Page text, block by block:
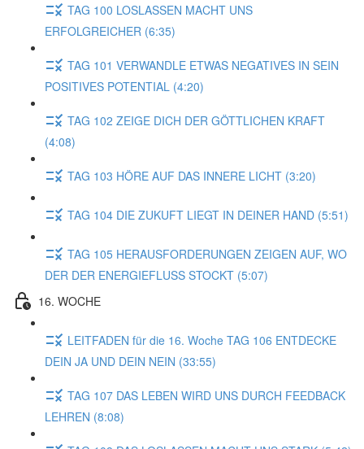
TAG 100 LOSLASSEN MACHT UNS
ERFOLGREICHER (6:35)
TAG 101 VERWANDLE ETWAS NEGATIVES IN SEIN
POSITIVES POTENTIAL (4:20)
TAG 102 ZEIGE DICH DER GÖTTLICHEN KRAFT
(4:08)
TAG 103 HÖRE AUF DAS INNERE LICHT (3:20)
TAG 104 DIE ZUKUFT LIEGT IN DEINER HAND (5:51)
TAG 105 HERAUSFORDERUNGEN ZEIGEN AUF, WO
DER DER ENERGIEFLUSS STOCKT (5:07)
16. WOCHE
LEITFADEN für die 16. Woche TAG 106 ENTDECKE
DEIN JA UND DEIN NEIN (33:55)
TAG 107 DAS LEBEN WIRD UNS DURCH FEEDBACK
LEHREN (8:08)